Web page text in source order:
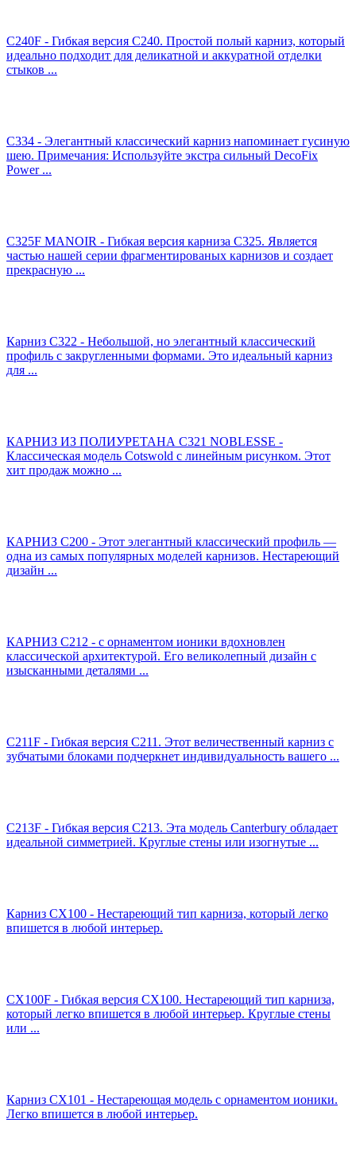
C240F - Гибкая версия C240. Простой полый карниз, который
идеально подходит для деликатной и аккуратной отделки
стыков ...
C334 - Элегантный классический карниз напоминает гусиную
шею. Примечания: Используйте экстра сильный DecoFix
Power ...
C325F MANOIR - Гибкая версия карниза C325. Является
частью нашей серии фрагментированых карнизов и создает
прекрасную ...
Карниз C322 - Небольшой, но элегантный классический
профиль с закругленными формами. Это идеальный карниз
для ...
КАРНИЗ ИЗ ПОЛИУРЕТАНА С321 NOBLESSE -
Классическая модель Cotswold с линейным рисунком. Этот
хит продаж можно ...
КАРНИЗ C200 - Этот элегантный классический профиль —
одна из самых популярных моделей карнизов. Нестареющий
дизайн ...
КАРНИЗ C212 - с орнаментом ионики вдохновлен
классической архитектурой. Его великолепный дизайн с
изысканными деталями ...
C211F - Гибкая версия C211. Этот величественный карниз с
зубчатыми блоками подчеркнет индивидуальность вашего ...
C213F - Гибкая версия C213. Эта модель Canterbury обладает
идеальной симметрией. Круглые стены или изогнутые ...
Карниз CX100 - Нестареющий тип карниза, который легко
впишется в любой интерьер.
CX100F - Гибкая версия CX100. Нестареющий тип карниза,
который легко впишется в любой интерьер. Круглые стены
или ...
Карниз CX101 - Нестареющая модель с орнаментом ионики.
Легко впишется в любой интерьер.